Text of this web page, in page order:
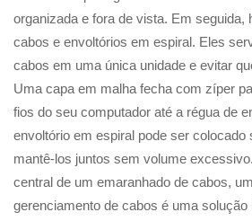
organizada e fora de vista. Em seguida,
cabos e envoltórios em espiral. Eles
cabos em uma única unidade e evitar
Uma capa em malha fecha com zíper
fios do seu computador até a régua de
envoltório em espiral pode ser colocado
mantê-los juntos sem volume
central de um emaranhado de cabos,
gerenciamento de cabos é uma solução